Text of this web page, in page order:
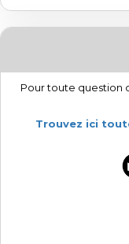
Pour toute question
Trouvez ici